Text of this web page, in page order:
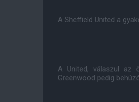
A Sheffield United a
A United, válaszul az
Greenwood pedig